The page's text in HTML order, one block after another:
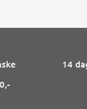
14